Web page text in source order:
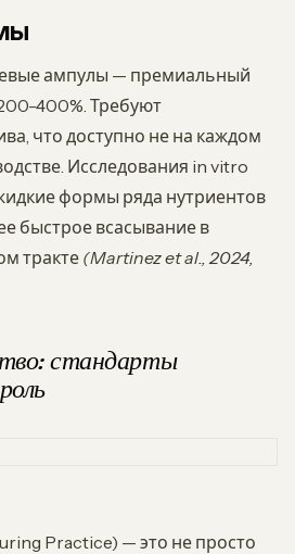
ампулы — премиальный
400%. Требуют
что доступно не на каждом
Исследования in vitro
формы ряда нутриентов
быстрое всасывание в
тракте(Martinez et al., 2024,
стандарты
Practice) — это не просто